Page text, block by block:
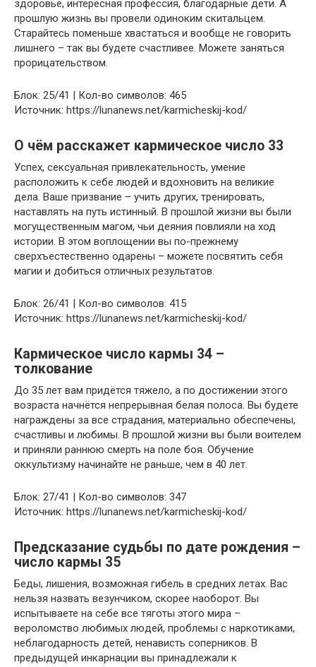
здоровье, интересная профессия, благодарные дети. А
прошлую жизнь вы провели одиноким скитальцем.
Старайтесь поменьше хвастаться и вообще не говорить
лишнего – так вы будете счастливее. Можете заняться
прорицательством.
Блок: 25/41 | Кол-во символов: 465
Источник: https://lunanews.net/karmicheskij-kod/
О чём расскажет кармическое число 33
Успех, сексуальная привлекательность, умение
расположить к себе людей и вдохновить на великие
дела. Ваше призвание – учить других, тренировать,
наставлять на путь истинный. В прошлой жизни вы были
могущественным магом, чьи деяния повлияли на ход
истории. В этом воплощении вы по-прежнему
сверхъестественно одарены – можете посвятить себя
магии и добиться отличных результатов.
Блок: 26/41 | Кол-во символов: 415
Источник: https://lunanews.net/karmicheskij-kod/
Кармическое число кармы 34 –
толкование
До 35 лет вам придётся тяжело, а по достижении этого
возраста начнётся непрерывная белая полоса. Вы будете
награждены за все страдания, материально обеспечены,
счастливы и любимы. В прошлой жизни вы были воителем
и приняли раннюю смерть на поле боя. Обучение
оккультизму начинайте не раньше, чем в 40 лет.
Блок: 27/41 | Кол-во символов: 347
Источник: https://lunanews.net/karmicheskij-kod/
Предсказание судьбы по дате рождения –
число кармы 35
Беды, лишения, возможная гибель в средних летах. Вас
нельзя назвать везунчиком, скорее наоборот. Вы
испытываете на себе все тяготы этого мира –
вероломство любимых людей, проблемы с наркотиками,
неблагодарность детей, ненависть соперников. В
предыдущей инкарнации вы принадлежали к